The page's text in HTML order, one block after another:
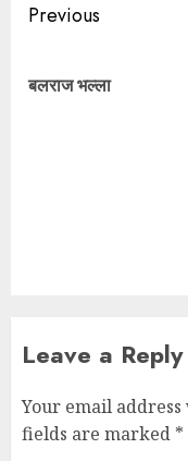
Previous
बलराज भल्ला
Leave a Reply
Your email
fields are marked *